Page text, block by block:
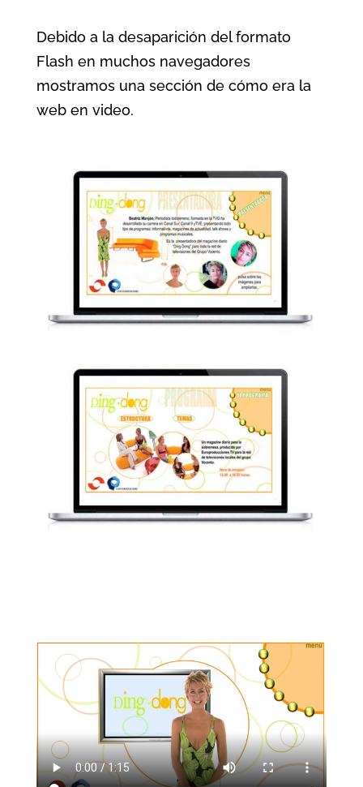
Debido a la desaparición del formato
Flash en muchos navegadores
mostramos una sección de cómo era la
web en video.